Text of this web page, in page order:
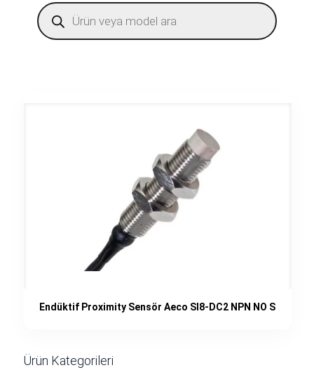
Products
search
Endüktif Proximity Sensör Aeco SI8-DC2 NPN NO S
Ürün Kategorileri